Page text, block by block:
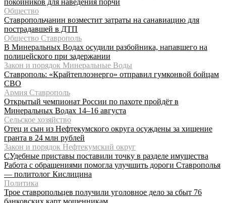
Общество
Ставропольчанин возместит затраты на санавиацию для
пострадавшей в ДТП
Общество Ставрополь
В Минеральных Водах осудили разбойника, напавшего на
полицейского при задержании
Закон и порядок Минеральные Воды
Ставрополь: «Крайтеплоэнерго» отправил гумконвой бойцам
СВО
Армия Ставрополь
Открытый чемпионат России по пахоте пройдёт в
Минеральных Водах 14–16 августа
Сельское хозяйство
Отец и сын из Нефтекумского округа осуждены за хищение
гранта в 24 млн рублей
Закон и порядок Нефтекумский округ
СУдебные приставы поставили точку в разделе имущества
Работа с обращениями помогла улучшить дороги Ставрополья
— политолог Кислицина
Политика
Трое ставропольцев получили уголовное дело за сбыт 76
банковских карт мошенникам